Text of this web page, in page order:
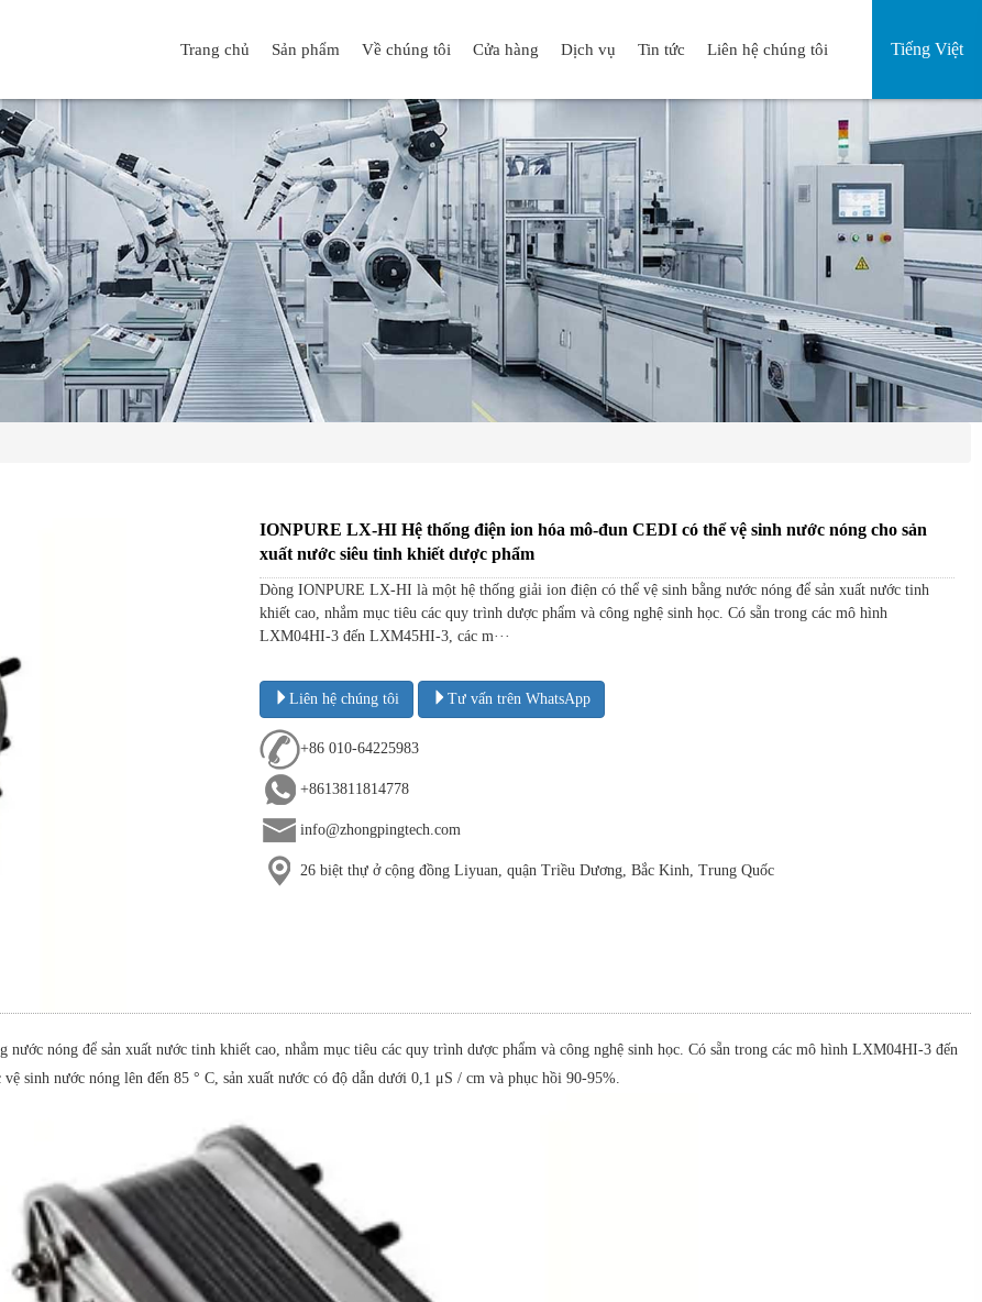
Tiếng Việt
Trang chủ Sản phẩm Về chúng tôi Cửa hàng Dịch vụ Tin tức Liên hệ chúng tôi
IONPURE LX-HI Hệ thống điện ion hóa mô-đun CEDI có thể vệ sinh nước nóng cho sản
xuất nước siêu tinh khiết dược phẩm
Dòng IONPURE LX-HI là một hệ thống giải ion điện có thể vệ sinh bằng nước nóng để sản xuất nước tinh
khiết cao, nhắm mục tiêu các quy trình dược phẩm và công nghệ sinh học. Có sẵn trong các mô hình
LXM04HI-3 đến LXM45HI-3, các m···
Liên hệ chúng tôi Tư vấn trên WhatsApp
+86 010-64225983
+8613811814778
info@zhongpingtech.com
26 biệt thự ở cộng đồng Liyuan, quận Triều Dương, Bắc Kinh, Trung Quốc
nóng để sản xuất nước tinh khiết cao, nhắm mục tiêu các quy trình dược phẩm và công nghệ sinh học. Có sẵn trong các mô hình LXM04HI-3 đến
sinh nước nóng lên đến 85 ° C, sản xuất nước có độ dẫn dưới 0,1 μS / cm và phục hồi 90-95%.